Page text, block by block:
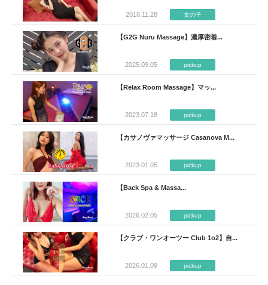
2016.11.28 女の子
【G2G Nuru Massage】濃厚密着...
2025.09.05 pickup
【Relax Room Massage】マッ...
2023.07.18 pickup
【カサノヴァマッサージ Casanova M...
2023.01.05 pickup
【Back Spa & Massa...
2026.02.05 pickup
【クラブ・ワンオーツー Club 1o2】自...
2026.01.09 pickup